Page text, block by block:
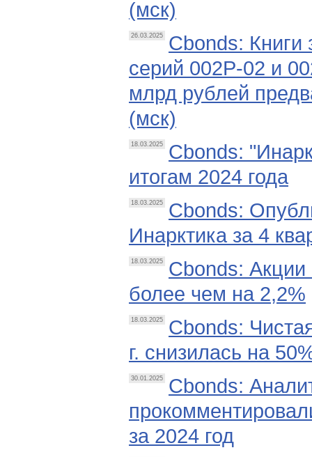
(мск)
26.03.2025
Cbonds:
серий 002Р-02 и
млрд рублей
(мск)
18.03.2025
Cbonds:
итогам 2024 года
18.03.2025
Cbonds:
Инарктика за 4
18.03.2025
Cbonds:
более чем на 2,2%
18.03.2025
Cbonds:
г. снизилась на
30.01.2025
Cbonds:
за 2024 год